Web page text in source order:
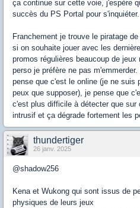
ça continue sur cette voie, j'espère
succès du PS Portal pour s'inquiéter.
Franchement je trouve le piratage
si on souhaite jouer avec les
promos régulières beaucoup de
perso je préfère ne pas
pense que c'est le online (je ne suis
peux que supposer), je pense que
c'est plus difficile à détecter que sur
intrusif et ça dégrade fortement les
thundertiger
26 janv. 2025
@shadow256
Kena et Wukong qui sont issus de
physiques de leurs jeux